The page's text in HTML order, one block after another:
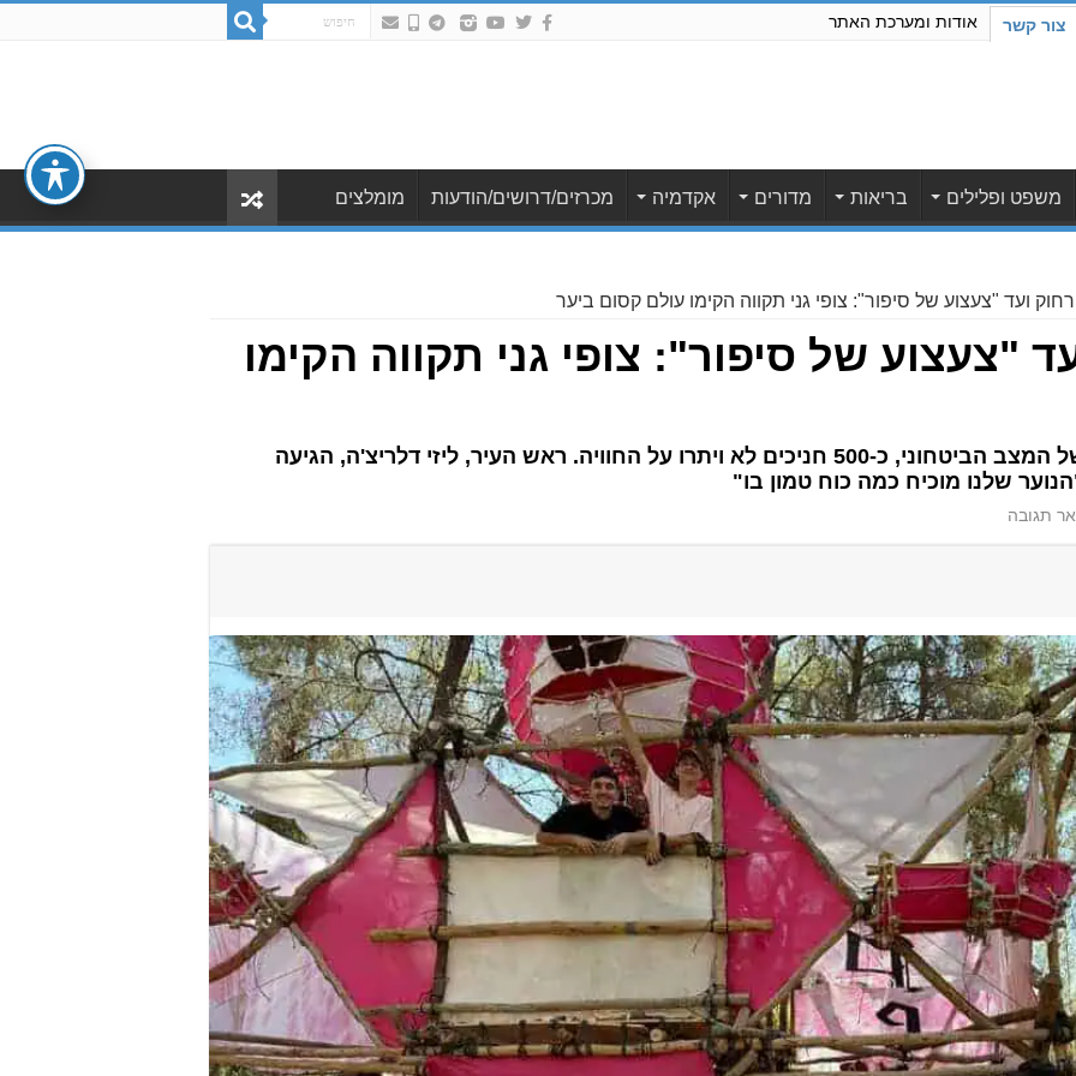
צור קשר אודות ומערכת האתר
משפט ופלילים בריאות מדורים אקדמיה מכרזים/דרושים/הודעות מומלצים
ועד "צעצוע של סיפור": צופי גני תקווה הקימו עולם קסום ביער
"צעצוע של סיפור": צופי גני תקווה הקימו
למרות דחייה של מספר שבועות בשל המצב הביטחוני, כ-500 חניכים לא ויתרו על החוויה. ראש העיר, ליזי דלריצ'ה, הגיעה
שלנו מוכיח כמה כוח טמון בו"
תגובה